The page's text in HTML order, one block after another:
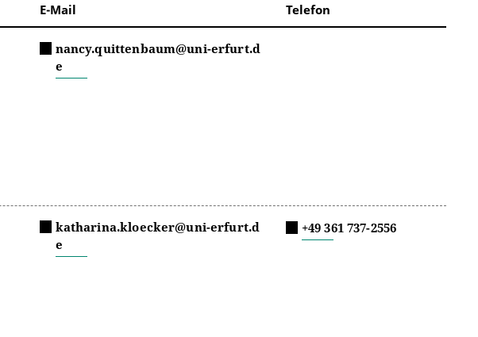
E-Mail Telefon
nancy.quittenbaum@uni-erfurt.d
e
katharina.kloecker@uni-erfurt.d
e
+49 361 737-2556